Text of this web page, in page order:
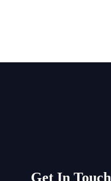
Get In Touch